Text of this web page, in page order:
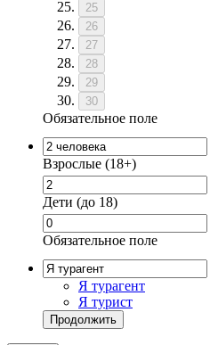
25
26
27
28
29
30
Обязательное поле
Взрослые (18+)
Дети (до 18)
Обязательное поле
Я турагент
Я турист
Продолжить